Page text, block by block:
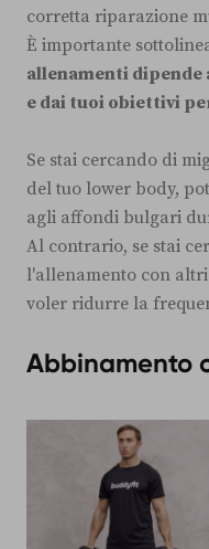
corretta riparazione
È importante
allenamenti dipende
e dai tuoi obiettivi
Se stai cercando di
del tuo lower body,
agli affondi bulgari
Al contrario, se stai
l'allenamento con altri
voler ridurre la
Abbinamento